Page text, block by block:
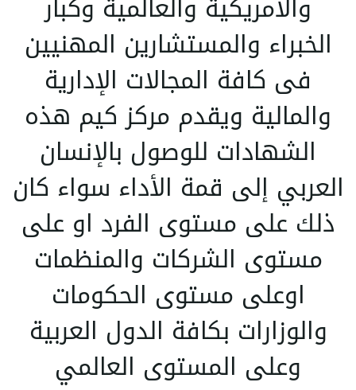
الخبراء والمستشارين المهنيين
فى كافة المجالات الإدارية
والمالية ويقدم مركز كيم هذه
الشهادات للوصول بالإنسان
العربي إلى قمة الأداء سواء كان
ذلك على مستوى الفرد او على
مستوى الشركات والمنظمات
اوعلى مستوى الحكومات
والوزارات بكافة الدول العربية
وعلى المستوى العالمي